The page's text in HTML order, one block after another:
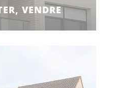
VENDRE